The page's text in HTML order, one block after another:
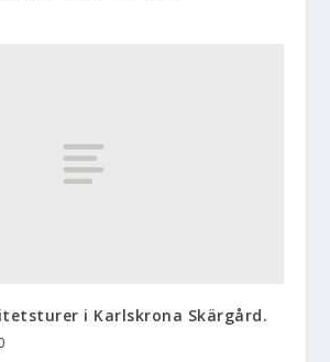
i Karlskrona Skärgård.